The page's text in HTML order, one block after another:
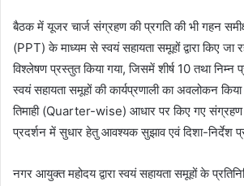
बैठक में यूजर चार्ज संग्रहण की प्रगति की भी गहन
(PPT) के माध्यम से स्वयं सहायता समूहों द्वारा किए
विश्लेषण प्रस्तुत किया गया, जिसमें शीर्ष 10 तथा
स्वयं सहायता समूहों की कार्यप्रणाली का अवलोकन
तिमाही (Quarter-wise) आधार पर किए गए संग्रहण
प्रदर्शन में सुधार हेतु आवश्यक सुझाव एवं दिशा-निर्देश
नगर आयुक्त महोदय द्वारा स्वयं सहायता समूहों के